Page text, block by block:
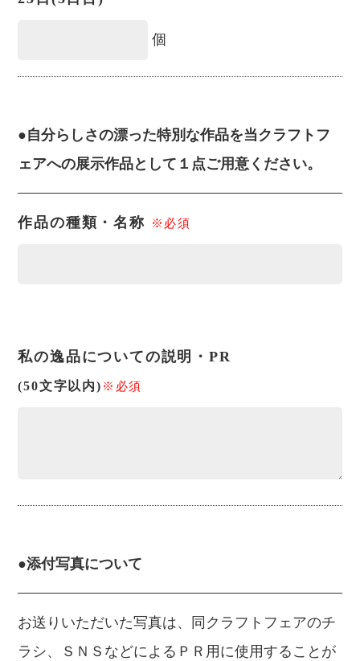
個
●自分らしさの漂った特別な作品を当クラフトフ
ェアへの展示作品として１点ご用意ください。
作品の種類・名称 ※必須
私の逸品についての説明・PR
(50文字以内) ※必須
●添付写真について
お送りいただいた写真は、同クラフトフェアのチ
ラシ、ＳＮＳなどによるＰＲ用に使用することが